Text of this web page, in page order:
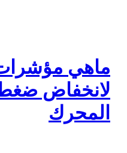
ماهي
لانخفاض
المحرك